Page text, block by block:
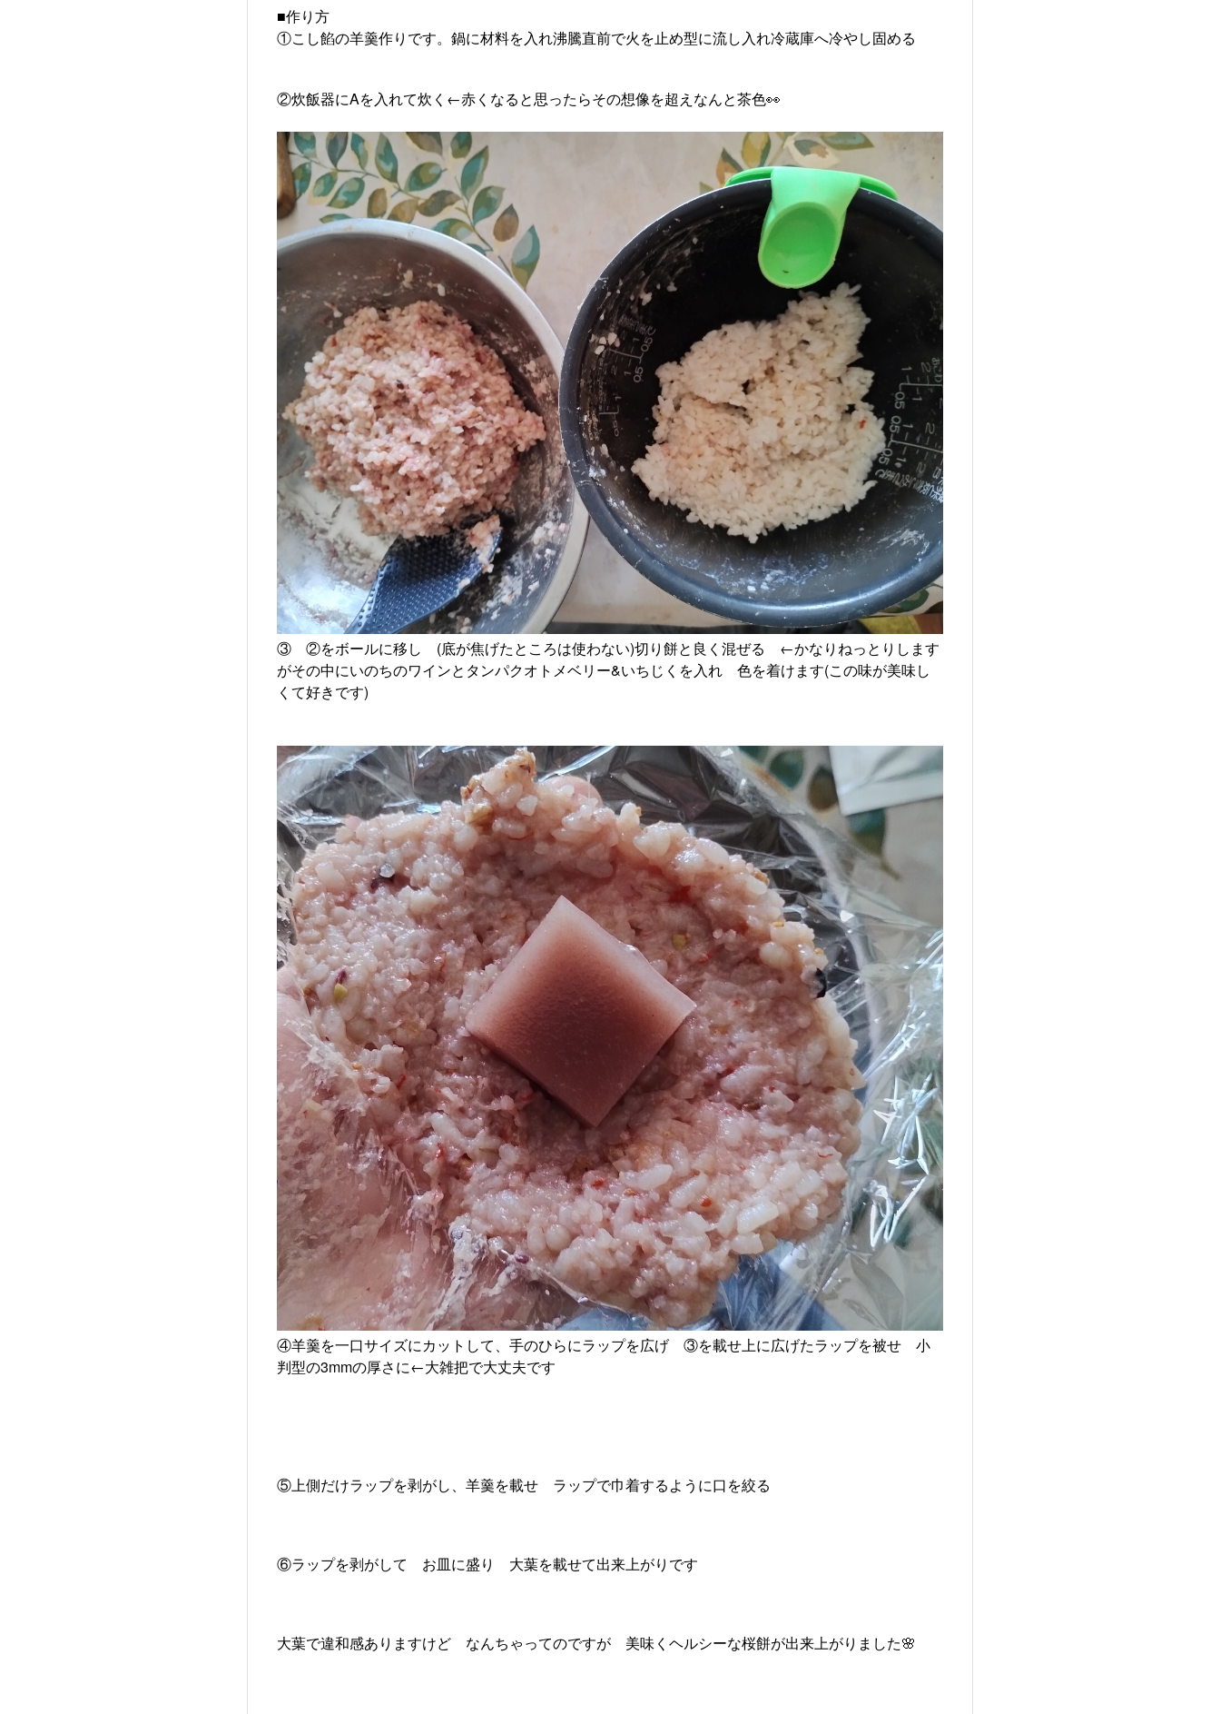
■作り方
①こし餡の羊羹作りです。鍋に材料を入れ沸騰直前で火を止め型に流し入れ冷蔵庫へ冷やし固める
②炊飯器にAを入れて炊く←赤くなると思ったらその想像を超えなんと茶色👀
③ ②をボールに移し (底が焦げたところは使わない)切り餅と良く混ぜる ←かなりねっとりします
がその中にいのちのワインとタンパクオトメベリー&いちじくを入れ 色を着けます(この味が美味し
くて好きです)
④羊羹を一口サイズにカットして、手のひらにラップを広げ ③を載せ上に広げたラップを被せ 小
判型の3mmの厚さに←大雑把で大丈夫です
⑤上側だけラップを剥がし、羊羹を載せ ラップで巾着するように口を絞る
⑥ラップを剥がして お皿に盛り 大葉を載せて出来上がりです
大葉で違和感ありますけど なんちゃってのですが 美味くヘルシーな桜餅が出来上がりました🌸